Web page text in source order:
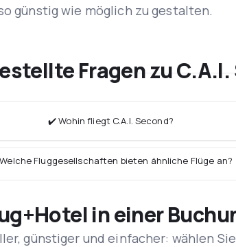
günstig wie möglich zu gestalten.
Fragen zu C.A.I.
✔️ Wohin fliegt C.A.I. Second?
Fluggesellschaften bieten ähnliche Flüge an?
in einer
günstiger und einfacher: wählen